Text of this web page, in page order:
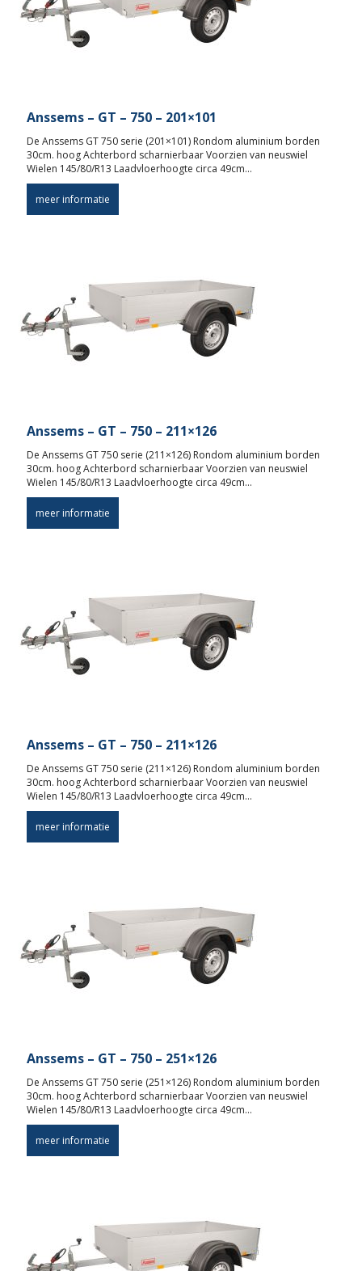
Anssems – GT – 750 – 201×101
De Anssems GT 750 serie (201×101) Rondom aluminium borden
30cm. hoog Achterbord scharnierbaar Voorzien van neuswiel
Wielen 145/80/R13 Laadvloerhoogte circa 49cm…
meer informatie
Anssems – GT – 750 – 211×126
De Anssems GT 750 serie (211×126) Rondom aluminium borden
30cm. hoog Achterbord scharnierbaar Voorzien van neuswiel
Wielen 145/80/R13 Laadvloerhoogte circa 49cm…
meer informatie
Anssems – GT – 750 – 211×126
De Anssems GT 750 serie (211×126) Rondom aluminium borden
30cm. hoog Achterbord scharnierbaar Voorzien van neuswiel
Wielen 145/80/R13 Laadvloerhoogte circa 49cm…
meer informatie
Anssems – GT – 750 – 251×126
De Anssems GT 750 serie (251×126) Rondom aluminium borden
30cm. hoog Achterbord scharnierbaar Voorzien van neuswiel
Wielen 145/80/R13 Laadvloerhoogte circa 49cm…
meer informatie